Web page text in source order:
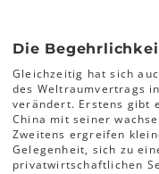
Die
Gleichzeitig hat sich
des Weltraumvertrags
verändert. Erstens gibt
China mit seiner
Zweitens ergreifen
Gelegenheit, sich zu
privatwirtschaftlichen